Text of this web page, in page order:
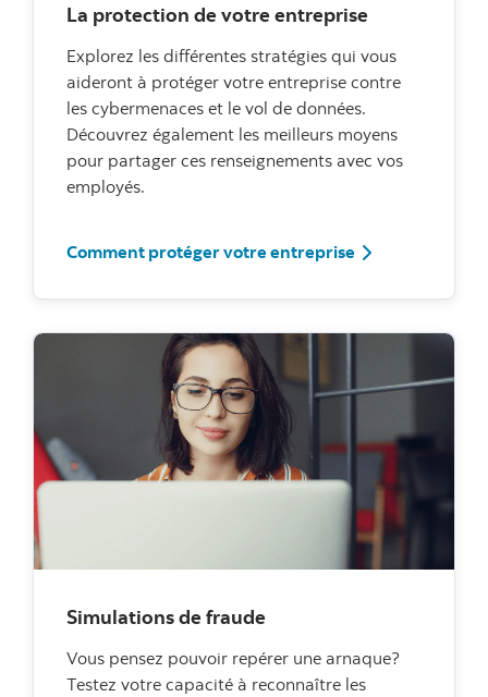
La protection de votre entreprise
Explorez les différentes stratégies qui vous
aideront à protéger votre entreprise contre
les cybermenaces et le vol de données.
Découvrez également les meilleurs moyens
pour partager ces renseignements avec vos
employés.
Comment protéger votre entreprise
Simulations de fraude
Vous pensez pouvoir repérer une arnaque?
Testez votre capacité à reconnaître les